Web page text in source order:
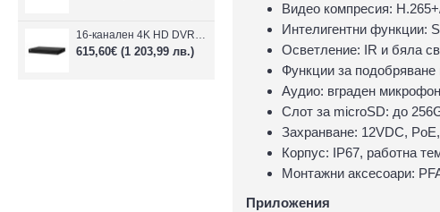
16-канален 4K HD DVR Dahua XVR5116H-4KL-I3/T + 16 IP камери
615,60€ (1 203,99 лв.)
Видео компресия:
Интелигентни функции:
Осветление: IR и бяла
Функции за
Аудио: вграден микрофон
Слот за microSD: до
Захранване: 12VDC,
Корпус: IP67, работна
Монтажни аксесоари:
Приложения